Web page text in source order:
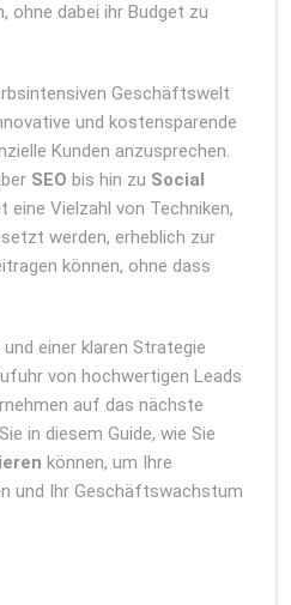
ohne dabei ihr Budget zu
Geschäftswelt
und kostensparende
Kunden anzusprechen.
SEO bis hin zu Social
eine Vielzahl von Techniken,
werden, erheblich zur
können, ohne dass
einer klaren Strategie
von hochwertigen Leads
auf das nächste
in diesem Guide, wie Sie
können, um Ihre
und Ihr Geschäftswachstum